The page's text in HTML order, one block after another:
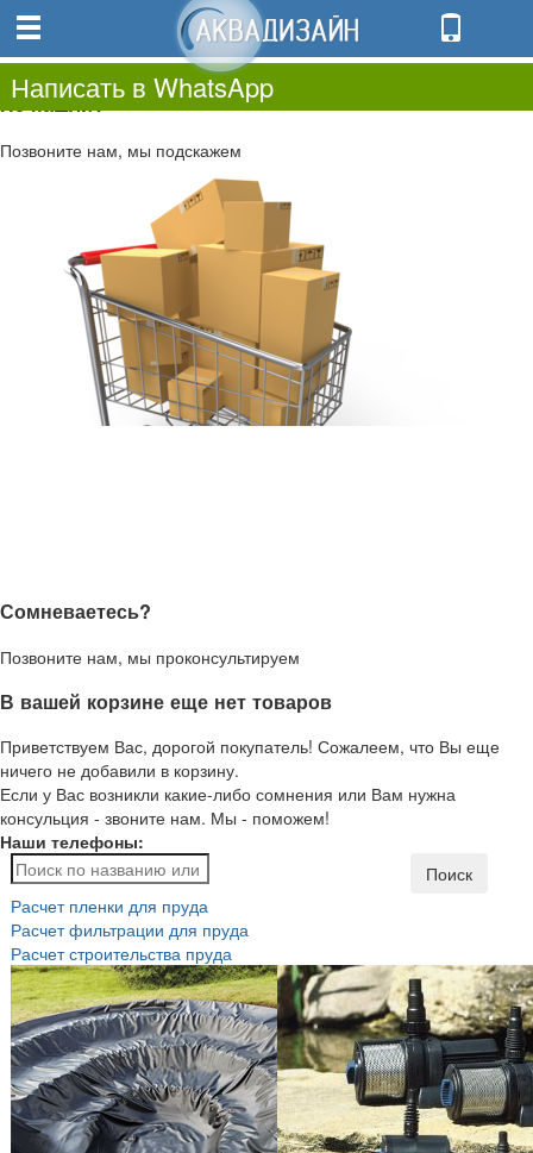
0.00
0
Не нашли?
Позвоните нам, мы подскажем
Сомневаетесь?
Позвоните нам, мы проконсультируем
В вашей корзине еще нет товаров
Приветствуем Вас, дорогой покупатель! Сожалеем, что Вы еще
ничего не добавили в корзину.
Если у Вас возникли какие-либо сомнения или Вам нужна
консульция - звоните нам. Мы - поможем!
Наши телефоны:
Написать в WhatsApp
Поиск
Расчет пленки для пруда
Расчет фильтрации для пруда
Расчет строительства пруда